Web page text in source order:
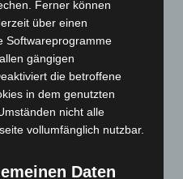
Ferner können
über einen
Softwareprogramme
gängigen
die betroffene
in dem genutzten
nicht alle
vollumfänglich nutzbar.
Daten